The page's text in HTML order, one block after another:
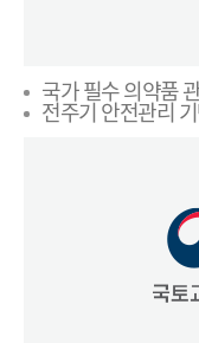
국가 필수 의약품
전주기 안전관리